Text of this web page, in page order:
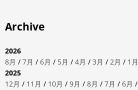
Archive
2026
8月 / 7月 / 6月 / 5月 / 4月 / 3月 / 2月 / 1月
2025
12月 / 11月 / 10月 / 9月 / 8月 / 7月 / 6月 /